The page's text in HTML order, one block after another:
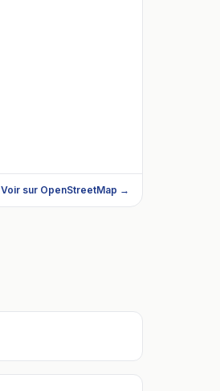
Voir sur OpenStreetMap →